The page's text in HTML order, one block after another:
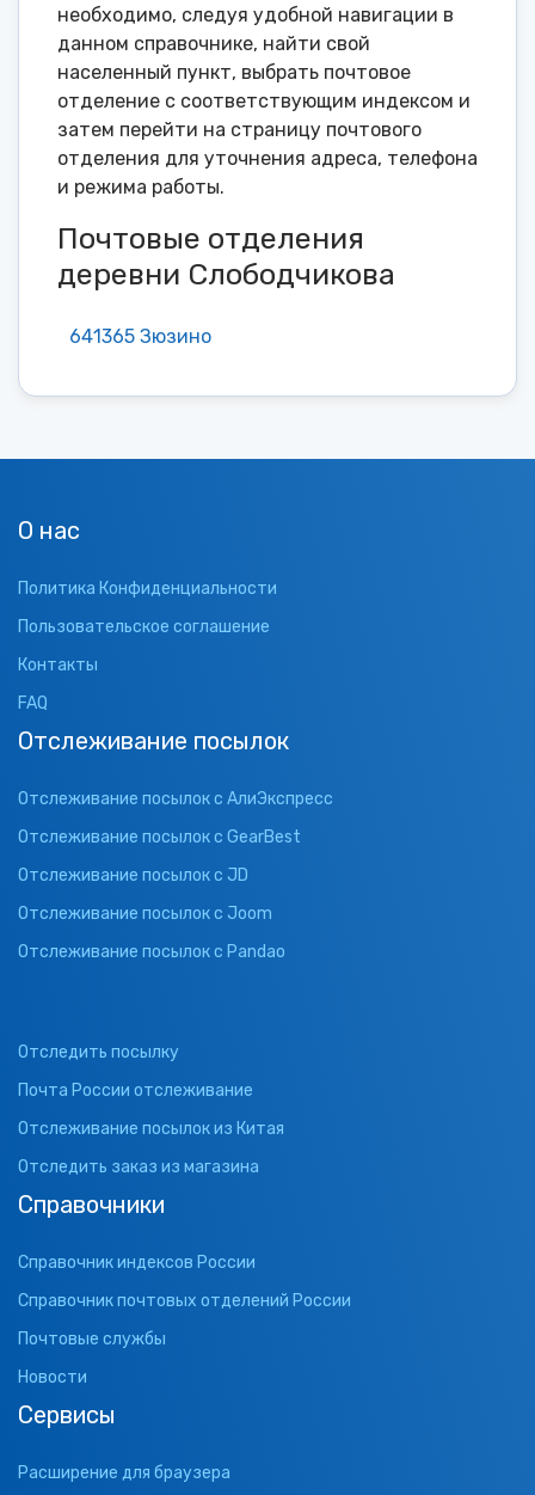
необходимо, следуя удобной навигации в
данном справочнике, найти свой
населенный пункт, выбрать почтовое
отделение с соответствующим индексом и
затем перейти на страницу почтового
отделения для уточнения адреса, телефона
и режима работы.
Почтовые отделения
деревни Слободчикова
641365 Зюзино
О нас
Политика Конфиденциальности
Пользовательское соглашение
Контакты
FAQ
Отслеживание посылок
Отслеживание посылок с АлиЭкспресс
Отслеживание посылок с GearBest
Отслеживание посылок с JD
Отслеживание посылок с Joom
Отслеживание посылок с Pandao
Отследить посылку
Почта России отслеживание
Отслеживание посылок из Китая
Отследить заказ из магазина
Справочники
Справочник индексов России
Справочник почтовых отделений России
Почтовые службы
Новости
Сервисы
Расширение для браузера